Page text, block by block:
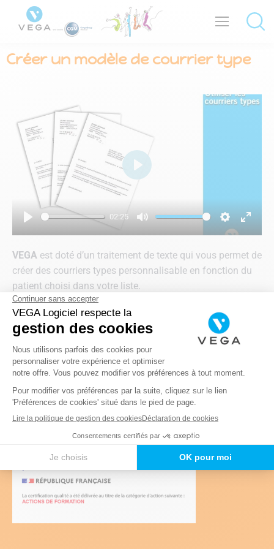
Créer un modèle de courrier type
02:25
Settings
Play
VEGA est doté d’un traitement de texte qui vous permet de
créer des courriers types personnalisable en fonction du
patient choisi dans votre liste.
Relance, modèle de bilan orthophonique, note
d’honoraire… Lucile vous livre les secrets d’une
fonctionnalité deVEGApeu connue.